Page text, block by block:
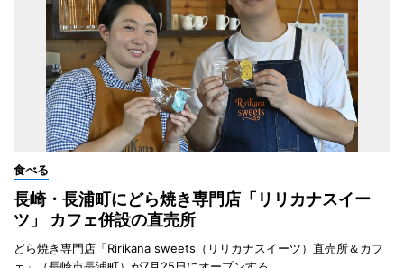
食べる
長崎・長浦町にどら焼き専門店「リリカナスイー
ツ」 カフェ併設の直売所
どら焼き専門店「Ririkana sweets（リリカナスイーツ）直売所＆カフ